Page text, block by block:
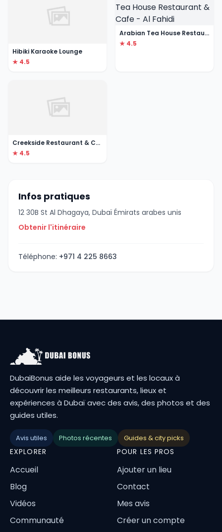
Hibiki Karaoke Lounge
★ 4.5
Arabian Tea House Restaurant & Cafe - Al Fahidi
★ 4.5
Creekside Restaurant & Cafe
★ 4.5
Infos pratiques
12 30B St Al Dhagaya, Dubaï Émirats arabes unis
Obtenir l'itinéraire
Téléphone: +971 4 225 8663
DubaiBonus aide les voyageurs et les locaux à
découvrir les meilleurs restaurants, lieux et
expériences à Dubaï avec des avis, des photos et des
guides utiles.
Avis utiles Photos récentes Guides & city picks
EXPLORER
Accueil
Blog
Vidéos
Communauté
POUR LES PROS
Ajouter un lieu
Contact
Mes avis
Créer un compte